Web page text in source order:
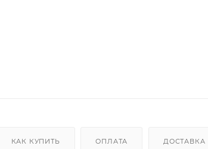
КАК КУПИТЬ ОПЛАТА ДОСТАВКА